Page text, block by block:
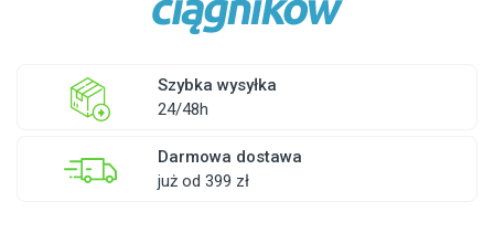
Szybka wysyłka
24/48h
Darmowa dostawa
już od 399 zł